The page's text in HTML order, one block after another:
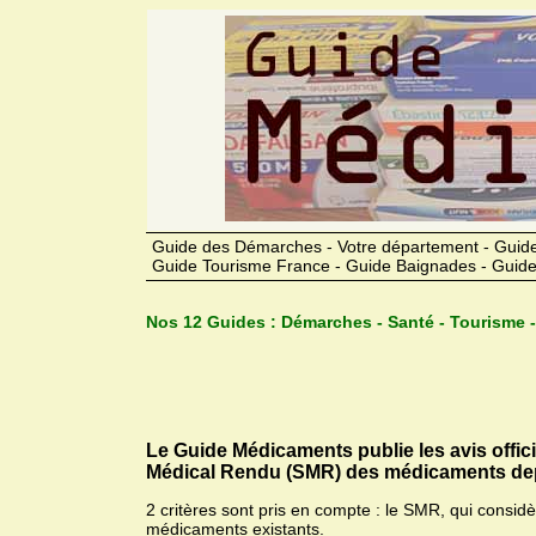
Guide des Démarches - Votre département -
Guide Tourisme France - Guide Baignades -
Nos 12 Guides : Démarches - Santé -
Le Guide Médicaments publie les avis
Médical Rendu (SMR) des médicaments
2 critères sont pris en compte : le SMR, qui
médicaments existants.